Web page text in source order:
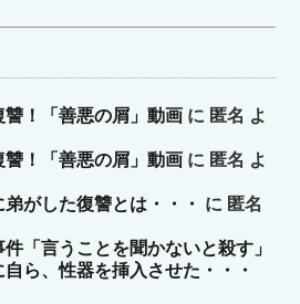
！「善悪の屑」動画 に 匿名 よ
！「善悪の屑」動画 に 匿名 よ
がした復讐とは・・・
に 匿名
「言うことを聞かないと殺す」
ら、性器を挿入させた・・・